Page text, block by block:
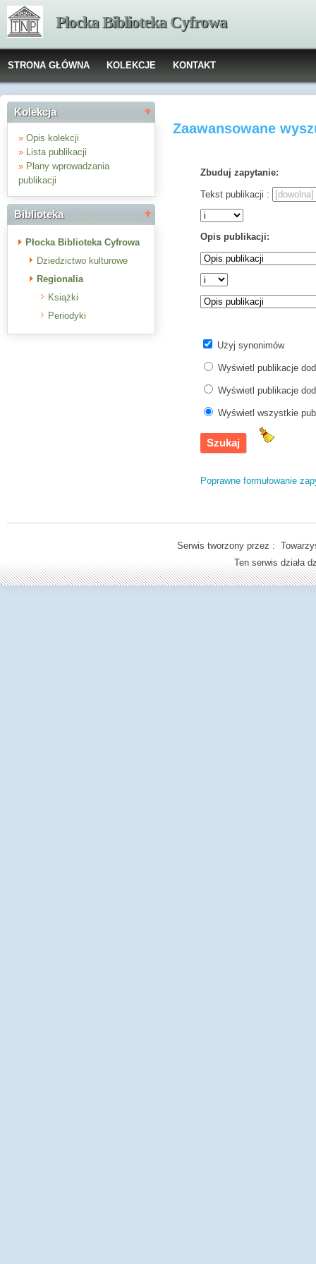
Płocka Biblioteka Cyfrowa
STRONA GŁÓWNA KOLEKCJE KONTAKT
Kolekcja
» Opis kolekcji
» Lista publikacji
» Plany wprowadzania
publikacji
Biblioteka
Płocka Biblioteka Cyfrowa
Dziedzictwo kulturowe
Regionalia
Książki
Periodyki
Zaawansowane
Zbuduj zapytanie:
Tekst publikacji :
Opis publikacji:
Użyj synonimów
Wyświetl publikacje
Wyświetl publikacje
Wyświetl wszystkie
Poprawne formułowanie
Serwis tworzony przez :
Ten serwis działa